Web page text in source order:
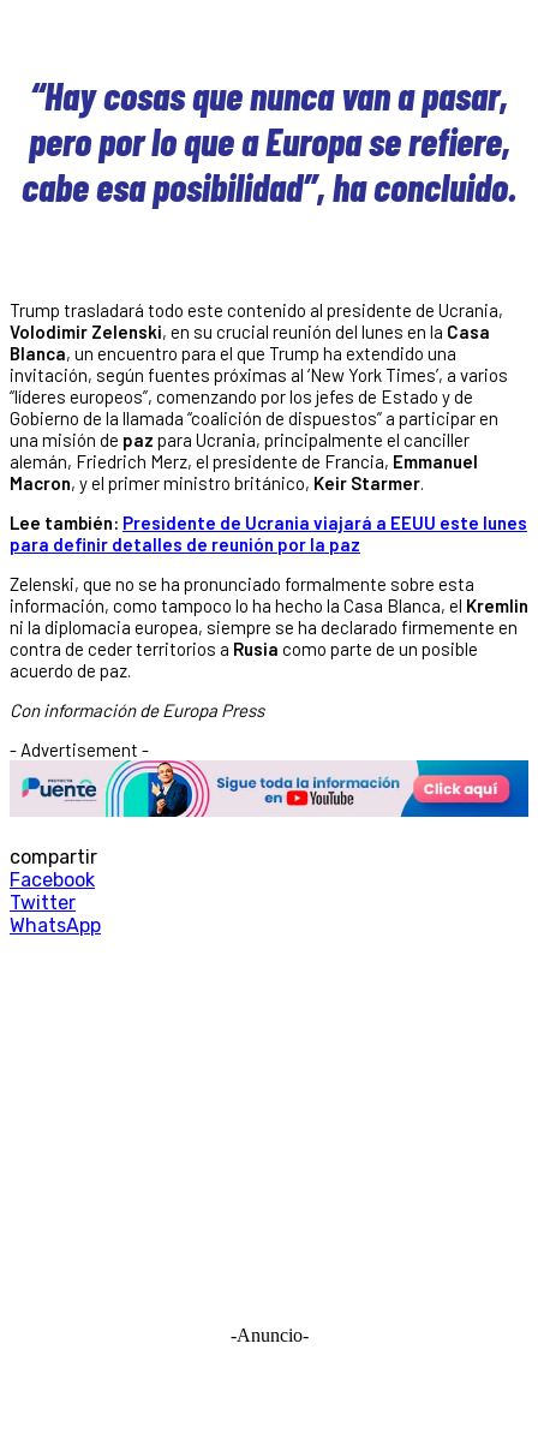
“Hay cosas que nunca van a pasar,
pero por lo que a Europa se refiere,
cabe esa posibilidad”, ha concluido.
Trump trasladará todo este contenido al presidente de Ucrania,
Volodimir Zelenski, en su crucial reunión del lunes en la Casa
Blanca, un encuentro para el que Trump ha extendido una
invitación, según fuentes próximas al ‘New York Times’, a varios
“líderes europeos”, comenzando por los jefes de Estado y de
Gobierno de la llamada “coalición de dispuestos” a participar en
una misión de paz para Ucrania, principalmente el canciller
alemán, Friedrich Merz, el presidente de Francia, Emmanuel
Macron, y el primer ministro británico, Keir Starmer.
Lee también: Presidente de Ucrania viajará a EEUU este lunes
para definir detalles de reunión por la paz
Zelenski, que no se ha pronunciado formalmente sobre esta
información, como tampoco lo ha hecho la Casa Blanca, el Kremlin
ni la diplomacia europea, siempre se ha declarado firmemente en
contra de ceder territorios a Rusia como parte de un posible
acuerdo de paz.
Con información de Europa Press
- Advertisement -
compartir
Facebook
Twitter
WhatsApp
-Anuncio-